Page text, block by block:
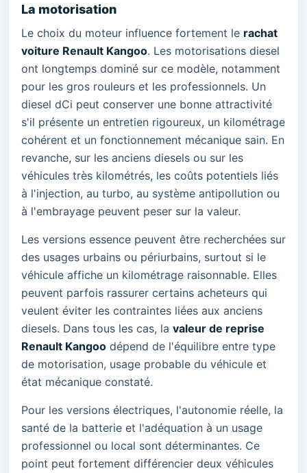
La motorisation
Le choix du moteur influence fortement le rachat
voiture Renault Kangoo. Les motorisations diesel
ont longtemps dominé sur ce modèle, notamment
pour les gros rouleurs et les professionnels. Un
diesel dCi peut conserver une bonne attractivité
s'il présente un entretien rigoureux, un kilométrage
cohérent et un fonctionnement mécanique sain. En
revanche, sur les anciens diesels ou sur les
véhicules très kilométrés, les coûts potentiels liés
à l'injection, au turbo, au système antipollution ou
à l'embrayage peuvent peser sur la valeur.
Les versions essence peuvent être recherchées sur
des usages urbains ou périurbains, surtout si le
véhicule affiche un kilométrage raisonnable. Elles
peuvent parfois rassurer certains acheteurs qui
veulent éviter les contraintes liées aux anciens
diesels. Dans tous les cas, la valeur de reprise
Renault Kangoo dépend de l'équilibre entre type
de motorisation, usage probable du véhicule et
état mécanique constaté.
Pour les versions électriques, l'autonomie réelle, la
santé de la batterie et l'adéquation à un usage
professionnel ou local sont déterminantes. Ce
point peut fortement différencier deux véhicules